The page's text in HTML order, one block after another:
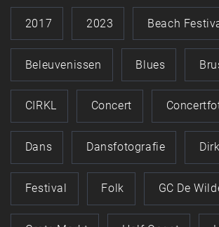
2017 2023 Beach
Beleuvenissen Blues
CIRKL Concert
Dans Dansfotografie
Festival Folk GC De